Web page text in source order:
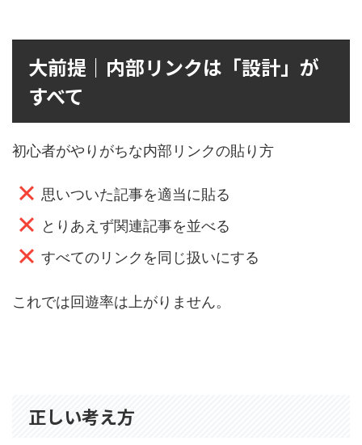
大前提｜内部リンクは「設計」が
すべて
初心者がやりがちな内部リンクの貼り方
思いついた記事を適当に貼る
とりあえず関連記事を並べる
すべてのリンクを同じ扱いにする
これでは回遊率は上がりません。
正しい考え方